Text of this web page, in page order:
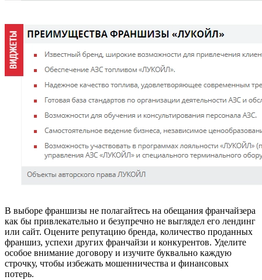
В выборе франшизы не полагайтесь на обещания франчайзера
как бы привлекательно и безупречно не выглядел его лендинг
или сайт. Оцените репутацию бренда, количество проданных
франшиз, успехи других франчайзи и конкурентов. Уделите
особое внимание договору и изучите буквально каждую
строчку, чтобы избежать мошенничества и финансовых
потерь.